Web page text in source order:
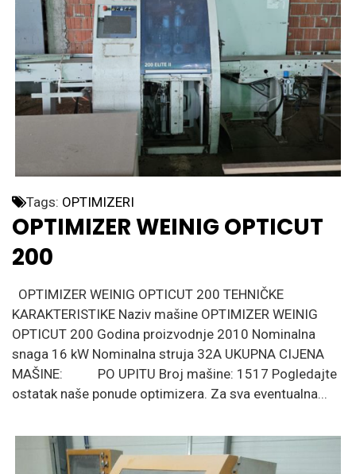
Tags: OPTIMIZERI
OPTIMIZER WEINIG OPTICUT
200
OPTIMIZER WEINIG OPTICUT 200 TEHNIČKE
KARAKTERISTIKE Naziv mašine OPTIMIZER WEINIG
OPTICUT 200 Godina proizvodnje 2010 Nominalna
snaga 16 kW Nominalna struja 32A UKUPNA CIJENA
MAŠINE: PO UPITU Broj mašine: 1517 Pogledajte
ostatak naše ponude optimizera. Za sva eventualna...